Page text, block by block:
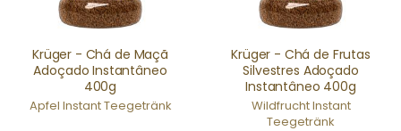
Krüger - Chá de Maçã
Adoçado Instantâneo
400g
Apfel Instant Teegetränk
Krüger - Chá de Frutas
Silvestres Adoçado
Instantâneo 400g
Wildfrucht Instant
Teegetränk